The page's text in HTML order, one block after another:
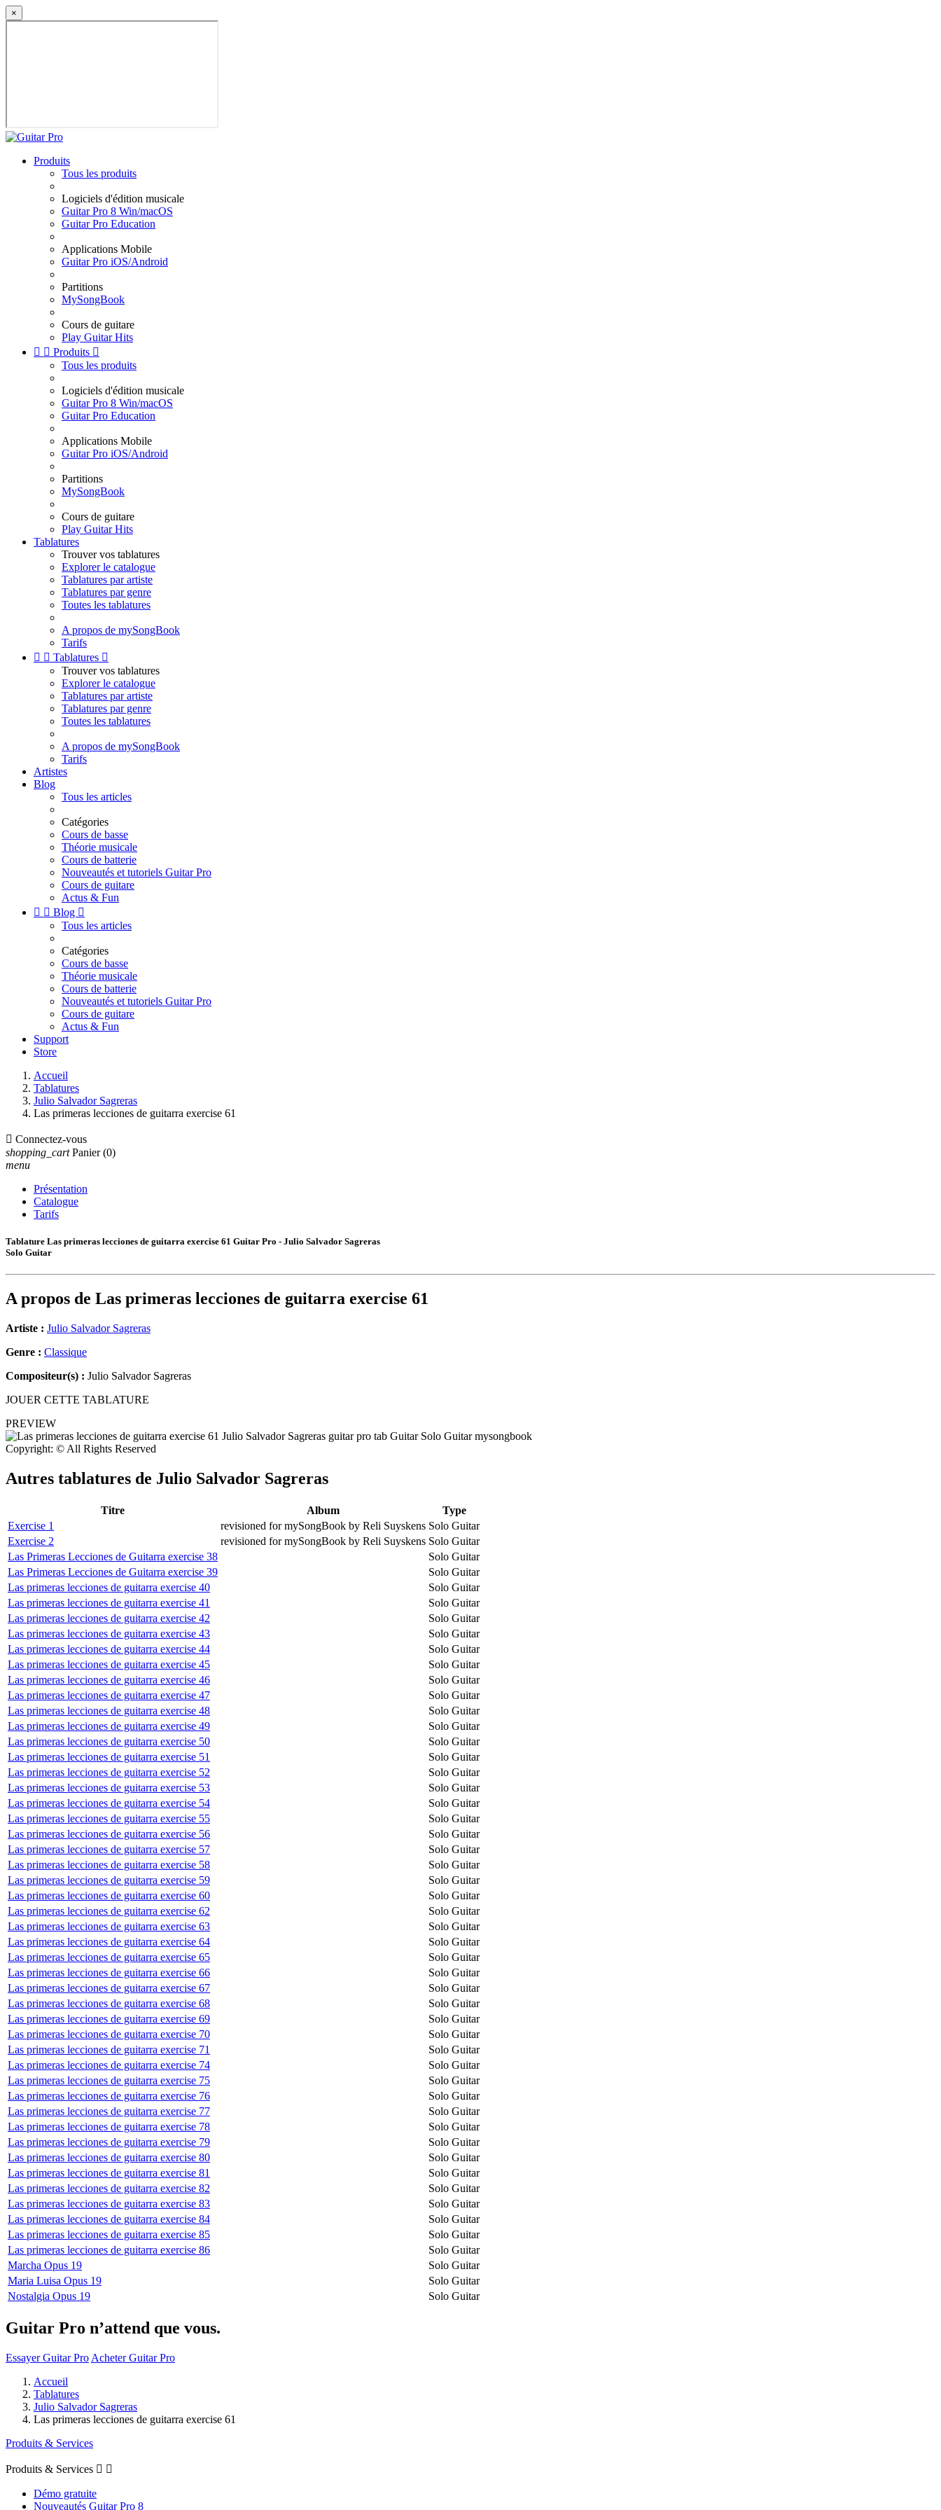
×
Produits
Tous les produits
Logiciels d'édition musicale
Guitar Pro 8 Win/macOS
Guitar Pro Education
Applications Mobile
Guitar Pro iOS/Android
Partitions
MySongBook
Cours de guitare
Play Guitar Hits
  Produits 
Tous les produits
Logiciels d'édition musicale
Guitar Pro 8 Win/macOS
Guitar Pro Education
Applications Mobile
Guitar Pro iOS/Android
Partitions
MySongBook
Cours de guitare
Play Guitar Hits
Tablatures
Trouver vos tablatures
Explorer le catalogue
Tablatures par artiste
Tablatures par genre
Toutes les tablatures
A propos de mySongBook
Tarifs
  Tablatures 
Trouver vos tablatures
Explorer le catalogue
Tablatures par artiste
Tablatures par genre
Toutes les tablatures
A propos de mySongBook
Tarifs
Artistes
Blog
Tous les articles
Catégories
Cours de basse
Théorie musicale
Cours de batterie
Nouveautés et tutoriels Guitar Pro
Cours de guitare
Actus & Fun
  Blog 
Tous les articles
Catégories
Cours de basse
Théorie musicale
Cours de batterie
Nouveautés et tutoriels Guitar Pro
Cours de guitare
Actus & Fun
Support
Store
Accueil
Tablatures
Julio Salvador Sagreras
Las primeras lecciones de guitarra exercise 61
 Connectez-vous
shopping_cart Panier (0)
menu
Présentation
Catalogue
Tarifs
Tablature Las primeras lecciones de guitarra exercise 61 Guitar Pro - Julio Salvador Sagreras
Solo Guitar
A propos de Las primeras lecciones de guitarra exercise 61
Artiste : Julio Salvador Sagreras
Genre : Classique
Compositeur(s) : Julio Salvador Sagreras
JOUER CETTE TABLATURE
PREVIEW
Copyright: © All Rights Reserved
Autres tablatures de Julio Salvador Sagreras
Titre Album
Type
Exercise 1
revisioned for mySongBook by Reli Suyskens Solo Guitar
Exercise 2
revisioned for mySongBook by Reli Suyskens Solo Guitar
Las Primeras Lecciones de Guitarra exercise 38
Solo Guitar
Las Primeras Lecciones de Guitarra exercise 39
Solo Guitar
Las primeras lecciones de guitarra exercise 40
Solo Guitar
Las primeras lecciones de guitarra exercise 41
Solo Guitar
Las primeras lecciones de guitarra exercise 42
Solo Guitar
Las primeras lecciones de guitarra exercise 43
Solo Guitar
Las primeras lecciones de guitarra exercise 44
Solo Guitar
Las primeras lecciones de guitarra exercise 45
Solo Guitar
Las primeras lecciones de guitarra exercise 46
Solo Guitar
Las primeras lecciones de guitarra exercise 47
Solo Guitar
Las primeras lecciones de guitarra exercise 48
Solo Guitar
Las primeras lecciones de guitarra exercise 49
Solo Guitar
Las primeras lecciones de guitarra exercise 50
Solo Guitar
Las primeras lecciones de guitarra exercise 51
Solo Guitar
Las primeras lecciones de guitarra exercise 52
Solo Guitar
Las primeras lecciones de guitarra exercise 53
Solo Guitar
Las primeras lecciones de guitarra exercise 54
Solo Guitar
Las primeras lecciones de guitarra exercise 55
Solo Guitar
Las primeras lecciones de guitarra exercise 56
Solo Guitar
Las primeras lecciones de guitarra exercise 57
Solo Guitar
Las primeras lecciones de guitarra exercise 58
Solo Guitar
Las primeras lecciones de guitarra exercise 59
Solo Guitar
Las primeras lecciones de guitarra exercise 60
Solo Guitar
Las primeras lecciones de guitarra exercise 62
Solo Guitar
Las primeras lecciones de guitarra exercise 63
Solo Guitar
Las primeras lecciones de guitarra exercise 64
Solo Guitar
Las primeras lecciones de guitarra exercise 65
Solo Guitar
Las primeras lecciones de guitarra exercise 66
Solo Guitar
Las primeras lecciones de guitarra exercise 67
Solo Guitar
Las primeras lecciones de guitarra exercise 68
Solo Guitar
Las primeras lecciones de guitarra exercise 69
Solo Guitar
Las primeras lecciones de guitarra exercise 70
Solo Guitar
Las primeras lecciones de guitarra exercise 71
Solo Guitar
Las primeras lecciones de guitarra exercise 74
Solo Guitar
Las primeras lecciones de guitarra exercise 75
Solo Guitar
Las primeras lecciones de guitarra exercise 76
Solo Guitar
Las primeras lecciones de guitarra exercise 77
Solo Guitar
Las primeras lecciones de guitarra exercise 78
Solo Guitar
Las primeras lecciones de guitarra exercise 79
Solo Guitar
Las primeras lecciones de guitarra exercise 80
Solo Guitar
Las primeras lecciones de guitarra exercise 81
Solo Guitar
Las primeras lecciones de guitarra exercise 82
Solo Guitar
Las primeras lecciones de guitarra exercise 83
Solo Guitar
Las primeras lecciones de guitarra exercise 84
Solo Guitar
Las primeras lecciones de guitarra exercise 85
Solo Guitar
Las primeras lecciones de guitarra exercise 86
Solo Guitar
Marcha Opus 19
Solo Guitar
Maria Luisa Opus 19
Solo Guitar
Nostalgia Opus 19
Solo Guitar
Guitar Pro n’attend que vous.
Essayer Guitar Pro Acheter Guitar Pro
Accueil
Tablatures
Julio Salvador Sagreras
Las primeras lecciones de guitarra exercise 61
Produits & Services
Produits & Services  
Démo gratuite
Nouveautés Guitar Pro 8